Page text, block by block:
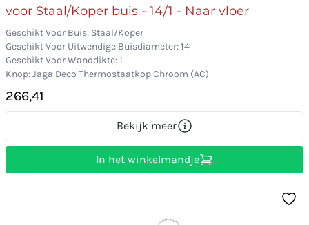
voor Staal/Koper buis - 14/1 - Naar vloer
Geschikt Voor Buis: Staal/Koper
Geschikt Voor Uitwendige Buisdiameter: 14
Geschikt Voor Wanddikte: 1
Knop: Jaga Deco Thermostaatkop Chroom (AC)
266,41
Bekijk meer
In het winkelmandje